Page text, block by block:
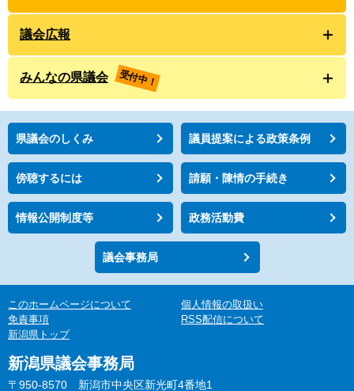
議会広報
みんなの県議会 受付中！
県議会のしくみ 議員提案による政策条例
傍聴するには 請願・陳情の手続き
情報公開制度等 政務活動費
議会事務局
このホームページについて
個人情報の取扱い
免責事項
RSS配信について
新潟県トップ
新潟県議会事務局
〒950-8570 新潟市中央区新光町4番地1